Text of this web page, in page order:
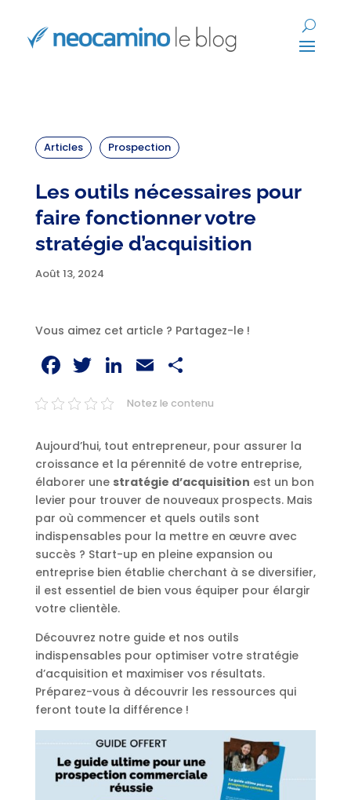
Articles Prospection
Les outils nécessaires pour
faire fonctionner votre
stratégie d’acquisition
Août 13, 2024
Vous aimez cet article ? Partagez-le !
Facebook
Twitter
LinkedIn
Email
Notez le contenu
Aujourd’hui, tout entrepreneur, pour assurer la
croissance et la pérennité de votre entreprise,
élaborer une stratégie d’acquisition est un bon
levier pour trouver de nouveaux prospects. Mais
par où commencer et quels outils sont
indispensables pour la mettre en œuvre avec
succès ? Start-up en pleine expansion ou
entreprise bien établie cherchant à se diversifier,
il est essentiel de bien vous équiper pour élargir
votre clientèle.
Découvrez notre guide et nos outils
indispensables pour optimiser votre stratégie
d’acquisition et maximiser vos résultats.
Préparez-vous à découvrir les ressources qui
feront toute la différence !